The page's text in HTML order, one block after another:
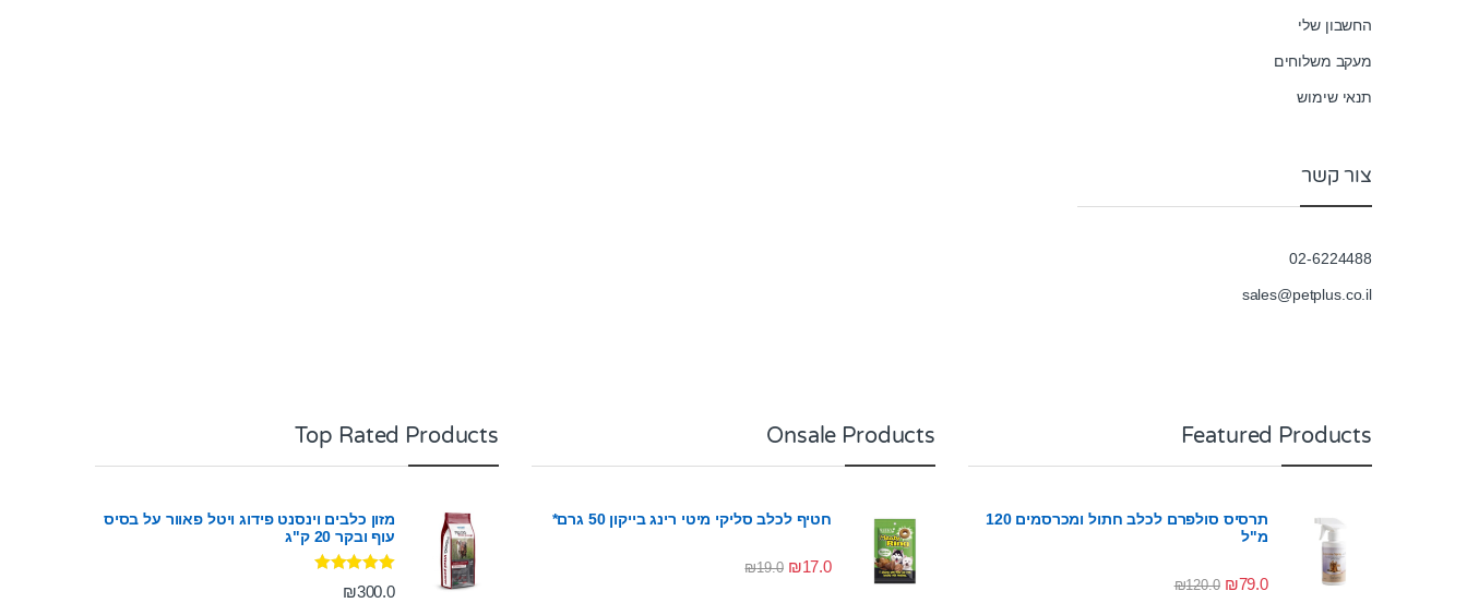
החשבון שלי
מעקב משלוחים
תנאי שימוש
צור קשר
02-6224488
sales@petplus.co.il
Featured Products
תרסיס סולפרם לכלב חתול ומכרסמים 120
מ"ל
₪79.0
₪120.0
Onsale Products
חטיף לכלב סליקי מיטי רינג בייקון 50 גרם*
₪17.0
₪19.0
Top Rated Products
מזון כלבים וינסנט פידוג ויטל פאוור על בסיס
עוף ובקר 20 ק"ג
דורג5.00
מתוך 5 ₪300.0